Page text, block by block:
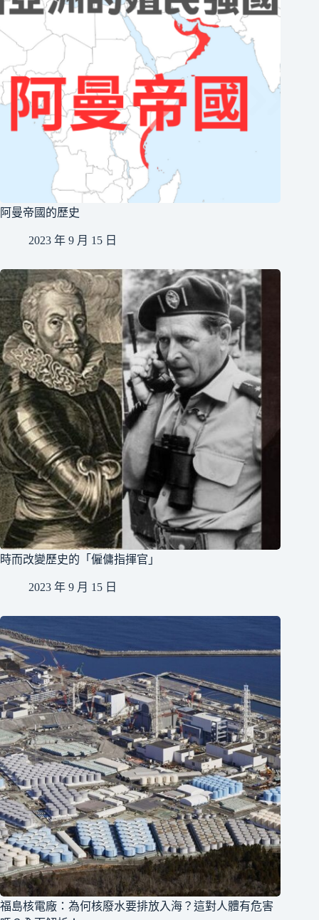
阿曼帝國的歷史
2023 年 9 月 15 日
時而改變歷史的「僱傭指揮官」
2023 年 9 月 15 日
福島核電廠：為何核廢水要排放入海？這對人體有危害